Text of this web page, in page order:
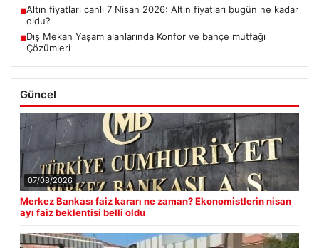
■Altın fiyatları canlı 7 Nisan 2026: Altın fiyatları bugün ne kadar
oldu?
■Dış Mekan Yaşam alanlarında Konfor ve bahçe mutfağı
Çözümleri
Güncel
07/08/2026
Merkez Bankası faiz kararı ne zaman? Ekonomistlerin nisan
ayı faiz beklentisi belli oldu